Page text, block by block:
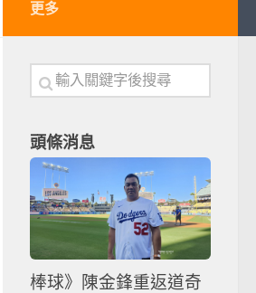
更多
頭條消息
棒球》陳金鋒重返道奇